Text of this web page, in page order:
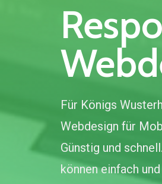
Für Königs
Webdesign für
Günstig und
können einfach